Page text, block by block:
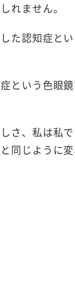
れません。
た認知症と
という色眼
さ、私は私で
同じように